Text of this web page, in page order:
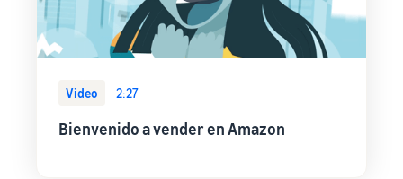
Video 2:27
Bienvenido a vender en Amazon